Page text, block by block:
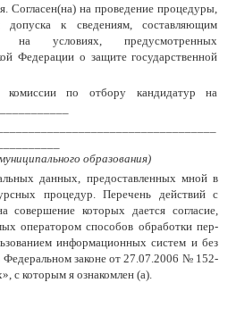
Согласен(на) на проведение процедуры,
допуска к сведениям, составляющим
на условиях, предусмотренных
Федерации о защите государственной
комиссии по отбору кандидатур на
образования)
данных, предоставленных мной в
процедур. Перечень действий с
совершение которых дается согласие,
оператором способов обработки пер­
информационных систем и без
Федеральном законе от 27.07.2006 № 152-
с которым я ознакомлен (а).